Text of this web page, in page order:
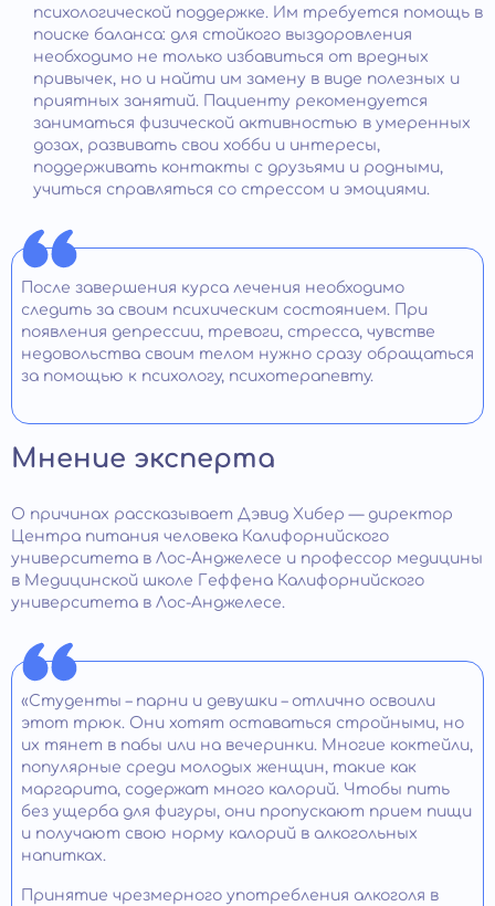
психологической поддержке. Им требуется помощь в
поиске баланса: для стойкого выздоровления
необходимо не только избавиться от вредных
привычек, но и найти им замену в виде полезных и
приятных занятий. Пациенту рекомендуется
заниматься физической активностью в умеренных
дозах, развивать свои хобби и интересы,
поддерживать контакты с друзьями и родными,
учиться справляться со стрессом и эмоциями.
После завершения курса лечения необходимо
следить за своим психическим состоянием. При
появления депрессии, тревоги, стресса, чувстве
недовольства своим телом нужно сразу обращаться
за помощью к психологу, психотерапевту.
Мнение эксперта
О причинах рассказывает Дэвид Хибер — директор
Центра питания человека Калифорнийского
университета в Лос-Анджелесе и профессор медицины
в Медицинской школе Геффена Калифорнийского
университета в Лос-Анджелесе.
«Студенты – парни и девушки – отлично освоили
этот трюк. Они хотят оставаться стройными, но
их тянет в пабы или на вечеринки. Многие коктейли,
популярные среди молодых женщин, такие как
маргарита, содержат много калорий. Чтобы пить
без ущерба для фигуры, они пропускают прием пищи
и получают свою норму калорий в алкогольных
напитках.
Принятие чрезмерного употребления алкоголя в